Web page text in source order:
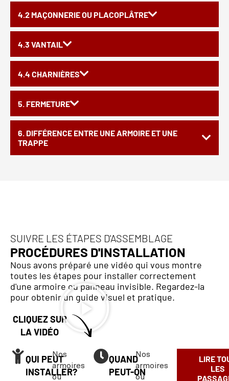
4.2 MAÇONNERIE OU PLACOPLÂTRE
4.3 VANTAIL
4.4 CHARNIÈRES
5. FERMETURE
6. DIFFÉRENCE ENTRE UNE ARMOIRE ET UNE
TRAPPE
SUIVRE LES ÉTAPES D'ASSEMBLAGE
PROCÉDURES D'INSTALLATION
Nous avons préparé une vidéo qui vous montre
toutes les étapes pour installer correctement
d'une armoire ou panneau invisible. Regardez-la
pour obtenir un guide visuel et pratique.
CLIQUEZ SUR
LA VIDÉO
QUI PEUT
INSTALLER?
Nos
armoires
ou
QUAND
PEUT-ON
Nos
armoires
ou
LIRE
LES